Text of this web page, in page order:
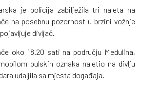
je policija zabilježila tri naleta na
na posebnu pozornost u brzini vožnje
divljač.
oko 18.20 sati na području Medulina,
pulskih oznaka naletio na divlju
udaljila sa mjesta događaja.